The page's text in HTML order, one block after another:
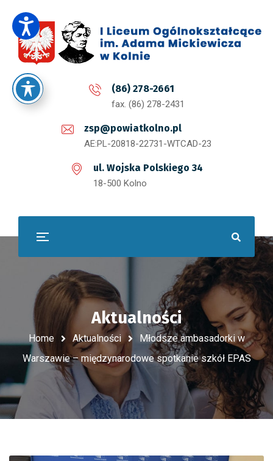
(86) 278-2661
fax. (86) 278-2431
zsp@powiatkolno.pl
AE:PL-20818-22731-WTCAD-23
ul. Wojska Polskiego 34
18-500 Kolno
Aktualności
Home Aktualności
Młodsze ambasadorki w
Warszawie – międzynarodowe spotkanie szkół EPAS